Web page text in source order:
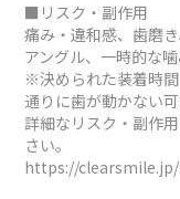
■リスク・副作用
痛み・違和感、歯磨
アングル、一時的な
※決められた装着時
通りに歯が動かない可
詳細なリスク・副作
さい。
https://